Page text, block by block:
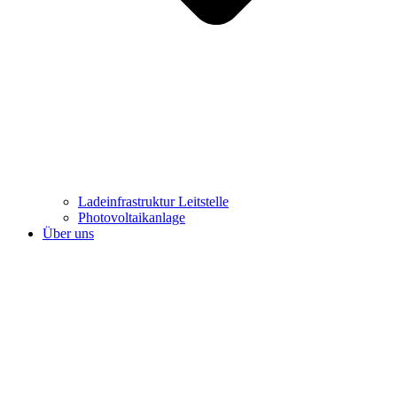
Ladeinfrastruktur Leitstelle
Photovoltaikanlage
Über uns